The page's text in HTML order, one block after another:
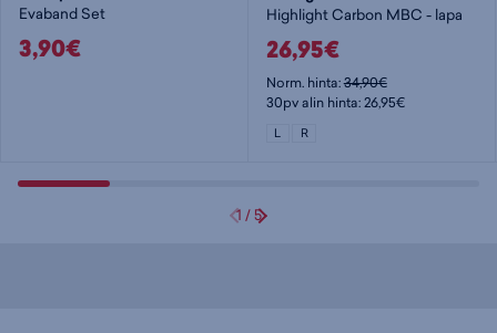
Evaband Set
3,90€
Highlight Carbon MBC - lapa
26,95€
Norm. hinta:34,90€
30pv alin hinta: 26,95€
L R
1 /5